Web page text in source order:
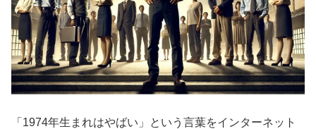
「1974年生まれはやばい」という言葉をインターネット